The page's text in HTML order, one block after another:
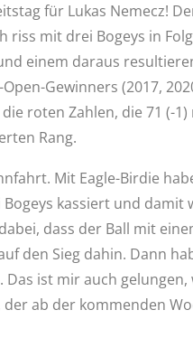
für Lukas Nemecz!
riss mit drei Bogeys in
einem daraus
Gewinners (2017,
roten Zahlen, die 71 (-
Rang.
Mit Eagle-Birdie
kassiert und damit
dass der Ball mit
den Sieg dahin. Dann
ist mir auch
ab der kommenden